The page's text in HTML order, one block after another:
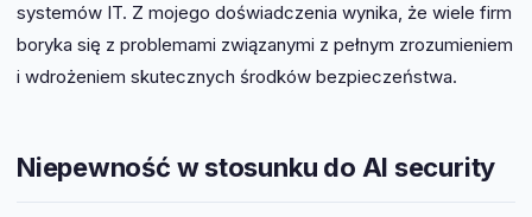
systemów IT. Z mojego doświadczenia wynika, że wiele firm
boryka się z problemami związanymi z pełnym zrozumieniem
i wdrożeniem skutecznych środków bezpieczeństwa.
Niepewność w stosunku do AI security